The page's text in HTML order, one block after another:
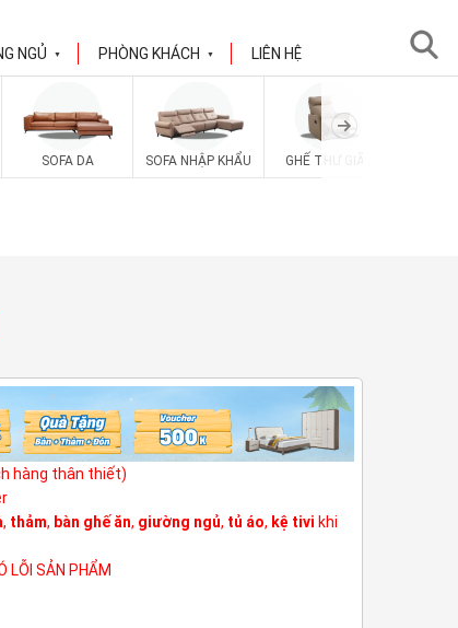
NGỦ ▼ PHÒNG KHÁCH ▼ LIÊN HỆ
SOFA DA SOFA NHẬP KHẨU GHẾ THƯ GIÃN
hàng thân thiết)
, thảm, bàn ghế ăn, giường ngủ, tủ áo, kệ tivi khi
LỖI SẢN PHẨM